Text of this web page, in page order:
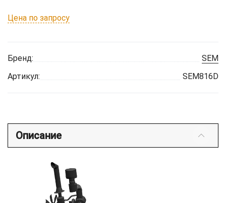
Цена по запросу
Бренд:
SEM
Артикул:
SEM816D
Описание